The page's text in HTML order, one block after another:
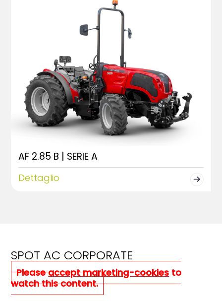
AF 2.85 B | SERIE A
Dettaglio
SPOT AC CORPORATE
Pleaseaccept marketing-cookies to
watch this content.